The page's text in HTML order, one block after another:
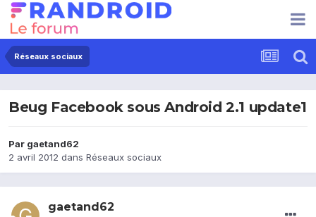
Réseaux sociaux
Beug Facebook sous Android 2.1 update1
Par gaetand62
2 avril 2012 dans Réseaux sociaux
gaetand62